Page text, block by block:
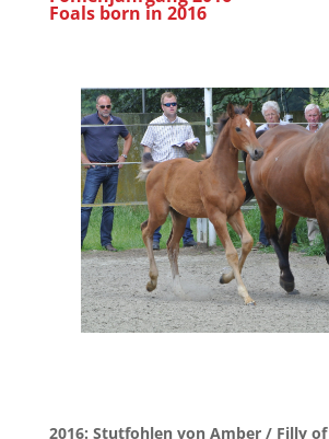
Foals born in 2016
2016: Stutfohlen von Amber/ Filly of